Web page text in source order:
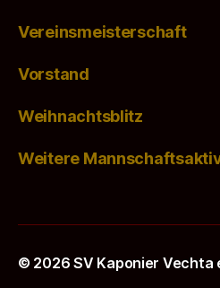
Vereinsmeisterschaft
Vorstand
Weihnachtsblitz
Weitere
© 2026SV Kaponier Vechta